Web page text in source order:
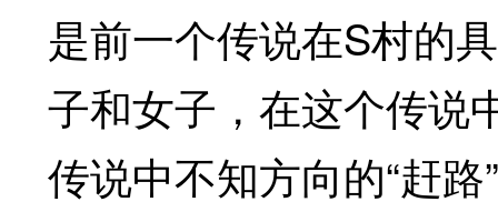
是前一个传说在S村的
子和女子，在这个传说
传说中不知方向的“赶